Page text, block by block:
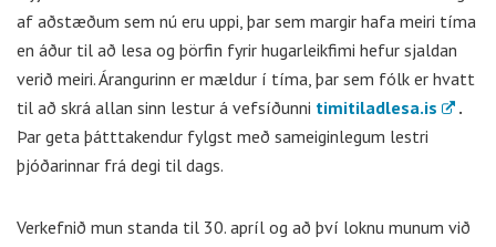
af aðstæðum sem nú eru uppi, þar sem margir hafa meiri tíma
en áður til að lesa og þörfin fyrir hugarleikfimi hefur sjaldan
verið meiri. Árangurinn er mældur í tíma, þar sem fólk er hvatt
til að skrá allan sinn lestur á vefsíðunni timitiladlesa.is
.
Þar geta þátttakendur fylgst með sameiginlegum lestri
þjóðarinnar frá degi til dags.
Verkefnið mun standa til 30. apríl og að því loknu munum við